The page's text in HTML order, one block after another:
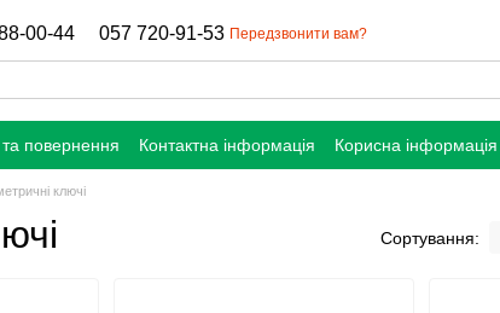
00-44 057 720-91-53 Передзвонити вам?
повернення Контактна інформація Корисна інформація
ключі
Сортування: